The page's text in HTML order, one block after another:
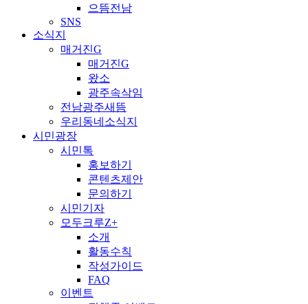
으뜸전남
SNS
소식지
매거진G
매거진G
왔소
광주속삭임
전남광주새뜸
우리동네소식지
시민광장
시민톡
홍보하기
콘텐츠제안
문의하기
시민기자
모두크루Z+
소개
활동수칙
작성가이드
FAQ
이벤트